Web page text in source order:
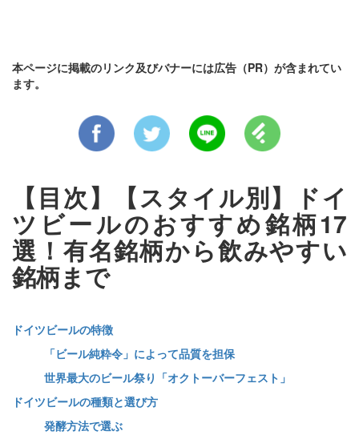
本ページに掲載のリンク及びバナーには広告（PR）が含まれてい
ます。
【目次】【スタイル別】ドイ
ツビールのおすすめ銘柄17
選！有名銘柄から飲みやすい
銘柄まで
ドイツビールの特徴
「ビール純粋令」によって品質を担保
世界最大のビール祭り「オクトーバーフェスト」
ドイツビールの種類と選び方
発酵方法で選ぶ